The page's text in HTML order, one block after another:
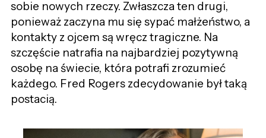
sobie nowych rzeczy. Zwłaszcza ten drugi,
ponieważ zaczyna mu się sypać małżeństwo, a
kontakty z ojcem są wręcz tragiczne. Na
szczęście natrafia na najbardziej pozytywną
osobę na świecie, która potrafi zrozumieć
każdego. Fred Rogers zdecydowanie był taką
postacią.